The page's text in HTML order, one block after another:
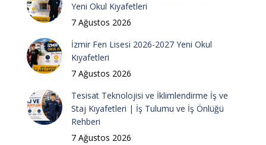
Yeni Okul Kıyafetleri
7 Ağustos 2026
İzmir Fen Lisesi 2026-2027 Yeni Okul
Kıyafetleri
7 Ağustos 2026
Tesisat Teknolojisi ve İklimlendirme İş ve
Staj Kıyafetleri | İş Tulumu ve İş Önlüğü
Rehberi
7 Ağustos 2026